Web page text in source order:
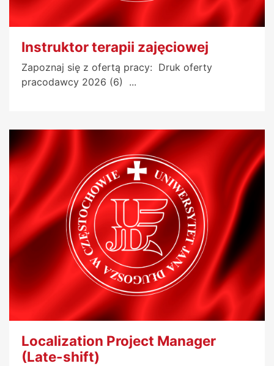
Instruktor terapii zajęciowej
Zapoznaj się z ofertą pracy: Druk oferty
pracodawcy 2026 (6) ...
Localization Project Manager
(Late-shift)